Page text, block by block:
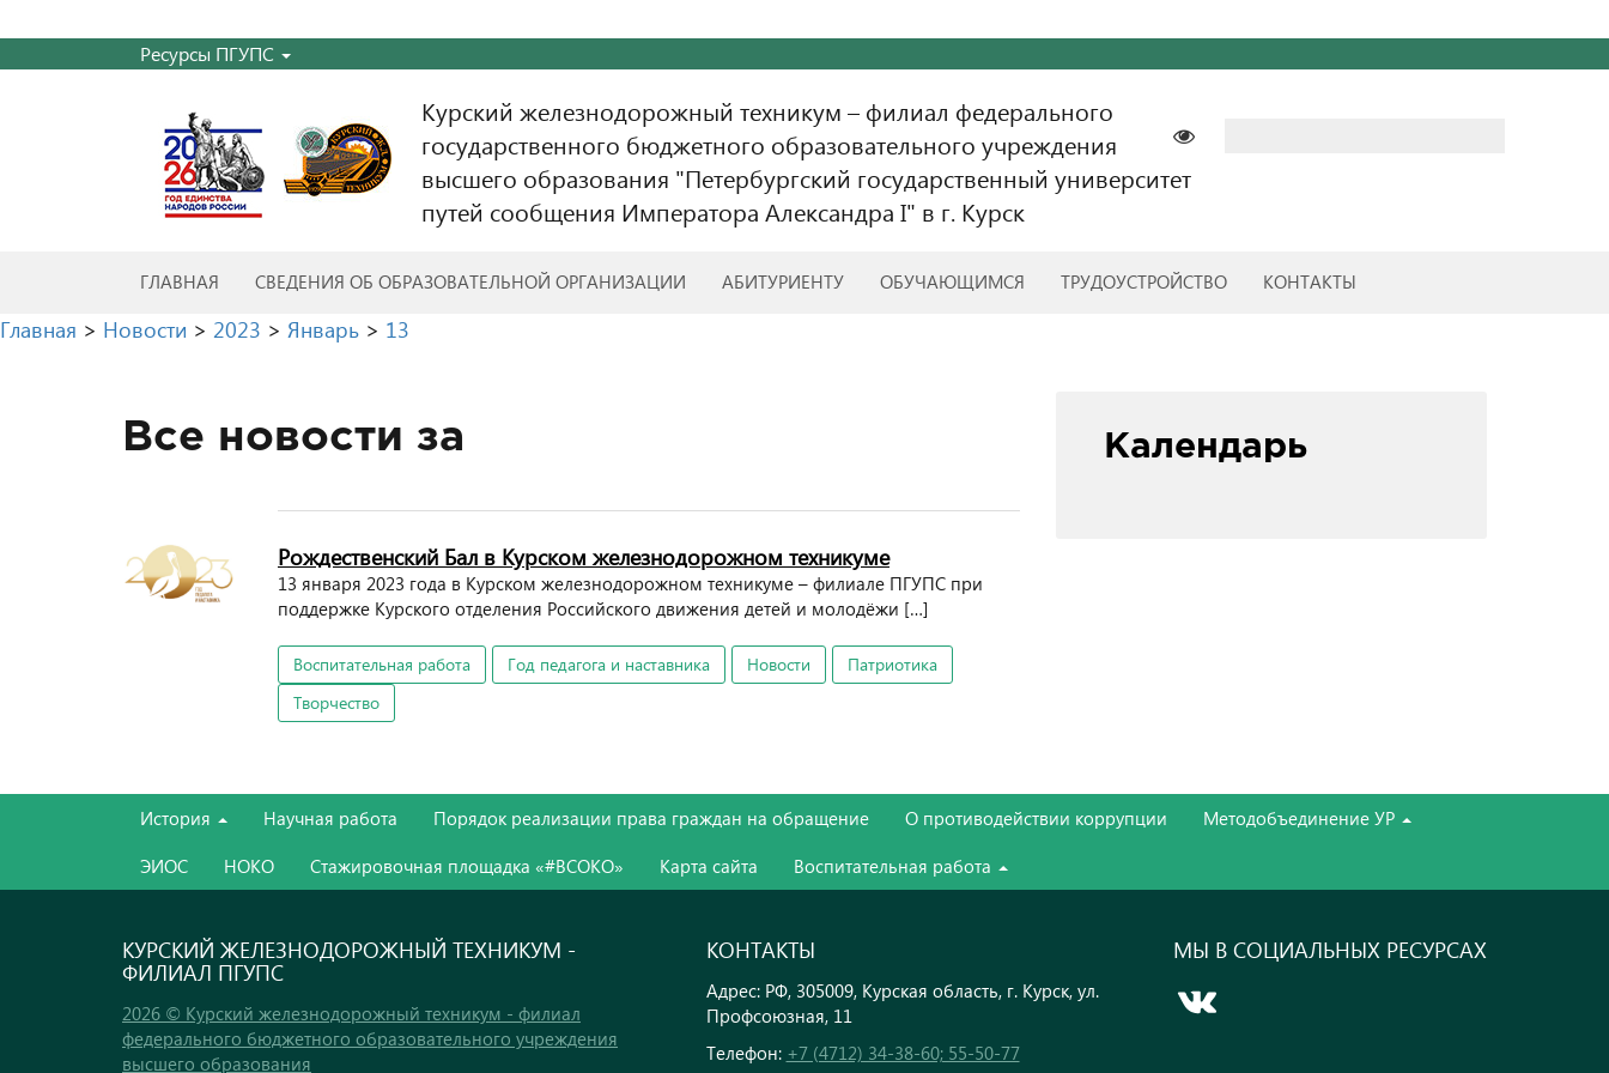
Ресурсы ПГУПС
Курский железнодорожный техникум – филиал федерального
государственного бюджетного образовательного учреждения
высшего образования "Петербургский государственный университет
путей сообщения Императора Александра I" в г. Курск
ГЛАВНАЯ СВЕДЕНИЯ ОБ ОБРАЗОВАТЕЛЬНОЙ ОРГАНИЗАЦИИ АБИТУРИЕНТУ ОБУЧАЮЩИМСЯ ТРУДОУСТРОЙСТВО КОНТАКТЫ
Главная > Новости > 2023 > Январь > 13
Все новости за
Рождественский Бал в Курском железнодорожном техникуме
13 января 2023 года в Курском железнодорожном техникуме – филиале ПГУПС при
поддержке Курского отделения Российского движения детей и молодёжи […]
Воспитательная работа Год педагога и наставника Новости
Патриотика
Творчество
Календарь
История Научная работа Порядок реализации права граждан на обращение О противодействии коррупции
Методобъединение УР
ЭИОС
НОКО Стажировочная площадка «#ВСОКО» Карта сайта Воспитательная работа
КУРСКИЙ ЖЕЛЕЗНОДОРОЖНЫЙ ТЕХНИКУМ -
ФИЛИАЛ ПГУПС
2026 © Курский железнодорожный техникум - филиал
федерального бюджетного образовательного учреждения
высшего образования
КОНТАКТЫ
Адрес: РФ, 305009, Курская область, г. Курск, ул.
Профсоюзная, 11
Телефон: +7 (4712) 34-38-60; 55-50-77
МЫ В СОЦИАЛЬНЫХ РЕСУРСАХ